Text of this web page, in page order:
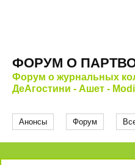
ФОРУМ О
Форум о журнальных
ДеАгостини - Ашет -
Анонсы Форум